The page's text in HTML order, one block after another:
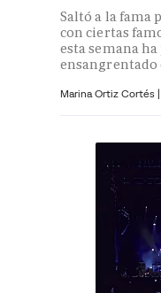
Saltó a la fama
con ciertas
esta semana
ensangrentado
Marina Ortiz Cortés |